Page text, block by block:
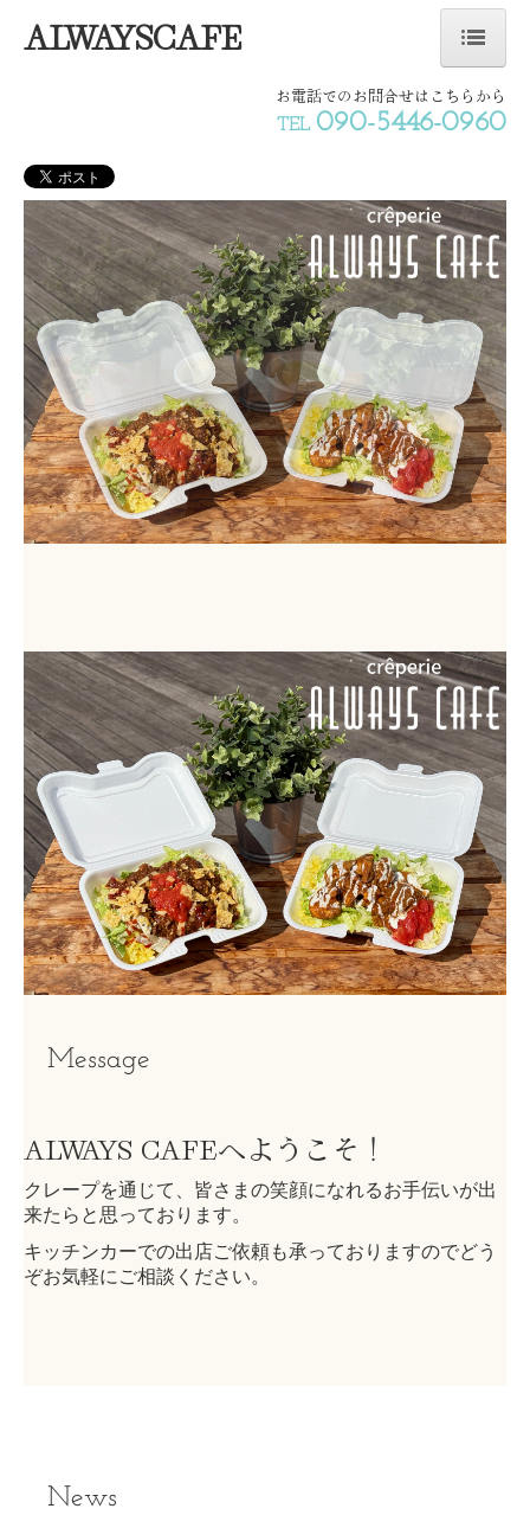
採用情報
お問合せ
個人情報保護方針
メニュー
店舗情報
ALWAYSCAFE
お電話でのお問合せはこちらから
TEL 090-5446-0960
Message
ALWAYS CAFEへようこそ！
クレープを通じて、皆さまの笑顔になれるお手伝いが出
来たらと思っております。
キッチンカーでの出店ご依頼も承っておりますのでどう
ぞお気軽にご相談ください。
News